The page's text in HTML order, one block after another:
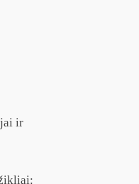
ir